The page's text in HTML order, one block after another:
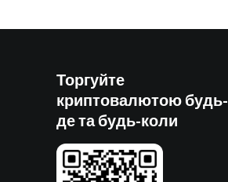
Торгуйте
криптовалютою будь-
де та будь-коли